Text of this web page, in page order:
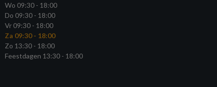
Wo 09:30 - 18:00
Do 09:30 - 18:00
Vr 09:30 - 18:00
Za 09:30 - 18:00
Zo 13:30 - 18:00
Feestdagen 13:30 - 18:00